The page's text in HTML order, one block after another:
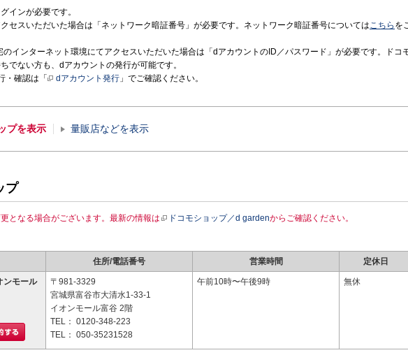
インが必要です。
クセスいただいた場合は「ネットワーク暗証番号」が必要です。ネットワーク暗証番号についてはこちら を
のインターネット環境にてアクセスいただいた場合は「dアカウントのID／パスワード」が必要です。ドコ
でない方も、dアカウントの発行が可能です。
・確認は「
dアカウント発行 」でご確認ください。
プを表示 量販店などを表示
プ
となる場合がございます。最新の情報は ドコモショップ／d gardenからご確認ください。
住所/電話番号 営業時間 定休日
ンモール
〒981-3329
宮城県富谷市大清水1-33-1
イオンモール富谷 2階
TEL： 0120-348-223
TEL： 050-35231528
午前10時〜午後9時 無休